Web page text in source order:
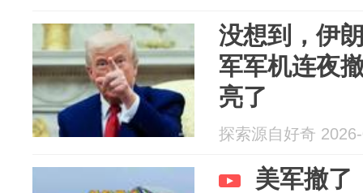
没想到，伊
军军机连夜
亮了
探索源自好奇
美军撤了